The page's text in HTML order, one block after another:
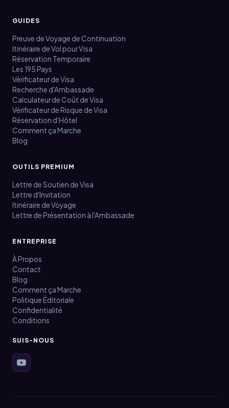
GUIDES
Preuve de Voyage de Continuation
Itinéraire de Vol pour Visa
Réservation Temporaire
Les 195 Pays
Vérificateur de Visa
Recherche d'Ambassade
Calculateur de Coût de Visa
Vérificateur de Risque de Visa
Réservation d'Hôtel
Comment ça Marche
Blog
OUTILS PREMIUM
Lettre de Soutien de Visa
Lettre d'Invitation
Itinéraire de Voyage
Lettre de Présentation à l'Ambassade
ENTREPRISE
À Propos
Contact
Blog
Comment ça Marche
Politique Éditoriale
Confidentialité
Conditions
SUIS-NOUS